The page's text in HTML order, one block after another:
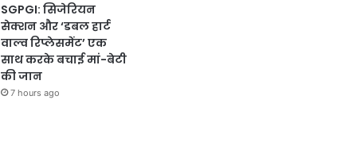
SGPGI: सिजेरियन
सेक्शन और ‘डबल हार्ट
वाल्व रिप्लेसमेंट’ एक
साथ करके बचाई मां-बेटी
की जान
7 hours ago